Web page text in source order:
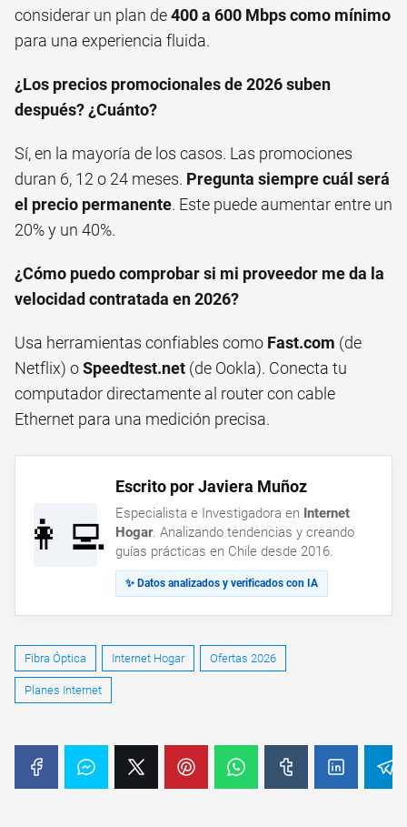
considerar un plan de400 a 600 Mbps como mínimo
para una experiencia fluida.
¿Los precios promocionales de 2026 suben
después? ¿Cuánto?
Sí, en la mayoría de los casos. Las promociones
duran 6, 12 o 24 meses. Pregunta siempre cuál será
el precio permanente. Este puede aumentar entre un
20% y un 40%.
¿Cómo puedo comprobar si mi proveedor me da la
velocidad contratada en 2026?
Usa herramientas confiables como Fast.com (de
Netflix) oSpeedtest.net (de Ookla). Conecta tu
computador directamente al router con cable
Ethernet para una medición precisa.
👩‍💻
Escrito por Javiera Muñoz
Especialista e Investigadora en Internet
Hogar. Analizando tendencias y creando
guías prácticas en Chile desde 2016.
✨ Datos analizados y verificados con IA
Fibra Óptica Internet Hogar Ofertas 2026
Planes Internet